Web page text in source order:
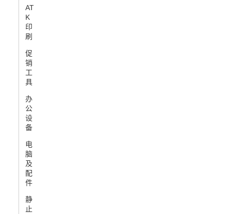
AT
K
印
刷
促
销
工
具
办
公
设
备
电
脑
及
配
件
静
止